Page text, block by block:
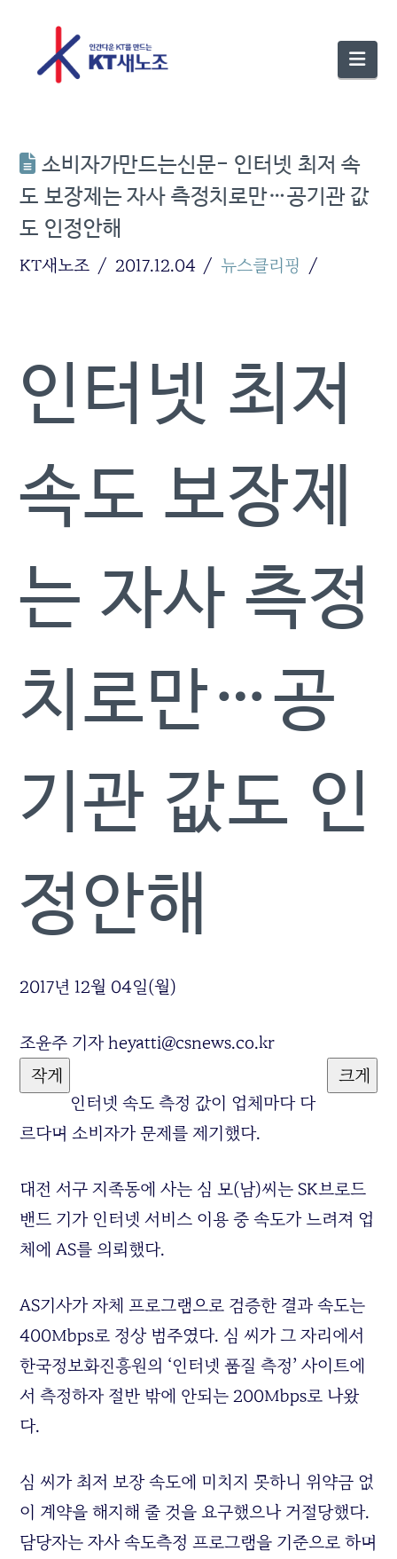
소비자가만드는신문- 인터넷 최저 속
도 보장제는 자사 측정치로만…공기관 값
도 인정안해
KT새노조 2017.12.04 뉴스클리핑
인터넷 최저
속도 보장제
는 자사 측정
치로만…공
기관 값도 인
정안해
2017년 12월 04일(월)
조윤주 기자 heyatti@csnews.co.kr
작게
크게
인터넷 속도 측정 값이 업체마다 다
르다며 소비자가 문제를 제기했다.
대전 서구 지족동에 사는 심 모(남)씨는 SK브로드
밴드 기가 인터넷 서비스 이용 중 속도가 느려져 업
체에 AS를 의뢰했다.
AS기사가 자체 프로그램으로 검증한 결과 속도는
400Mbps로 정상 범주였다. 심 씨가 그 자리에서
한국정보화진흥원의 ‘인터넷 품질 측정’ 사이트에
서 측정하자 절반 밖에 안되는 200Mbps로 나왔
다.
심 씨가 최저 보장 속도에 미치지 못하니 위약금 없
이 계약을 해지해 줄 것을 요구했으나 거절당했다.
담당자는 자사 속도측정 프로그램을 기준으로 하며